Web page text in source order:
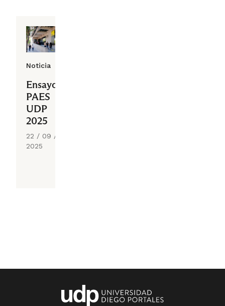
Noticia
Ensayo
PAES
UDP
2025
22 / 09 /
2025